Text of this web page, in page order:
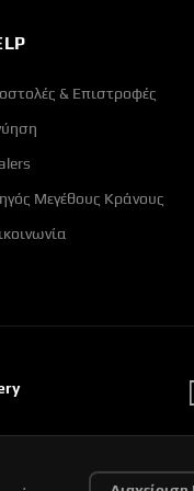
& Επιστροφές
Μεγέθους Κράνους